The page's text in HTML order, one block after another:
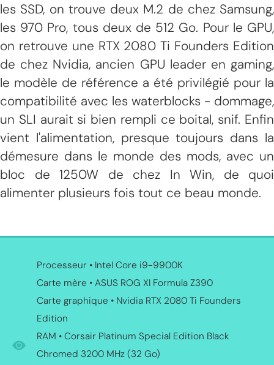
les SSD, on trouve deux M.2 de chez Samsung,
les 970 Pro, tous deux de 512 Go. Pour le GPU,
on retrouve une RTX 2080 Ti Founders Edition
de chez Nvidia, ancien GPU leader en gaming,
le modèle de référence a été privilégié pour la
compatibilité avec les waterblocks - dommage,
un SLI aurait si bien rempli ce boital, snif. Enfin
vient l'alimentation, presque toujours dans la
démesure dans le monde des mods, avec un
bloc de 1250W de chez In Win, de quoi
alimenter plusieurs fois tout ce beau monde.
Processeur • Intel Core i9-9900K
Carte mère • ASUS ROG XI Formula Z390
Carte graphique • Nvidia RTX 2080 Ti Founders
Edition
RAM • Corsair Platinum Special Edition Black
Chromed 3200 MHz (32 Go)